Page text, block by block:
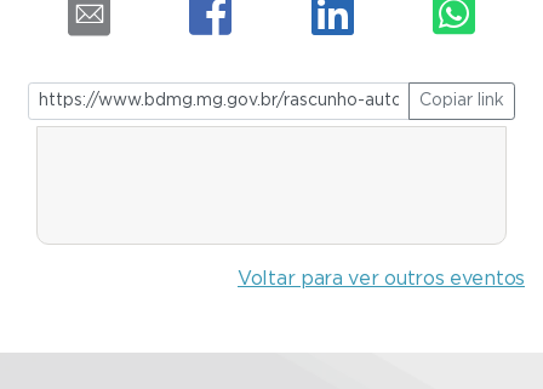
Copiar link
Voltar para ver outros eventos